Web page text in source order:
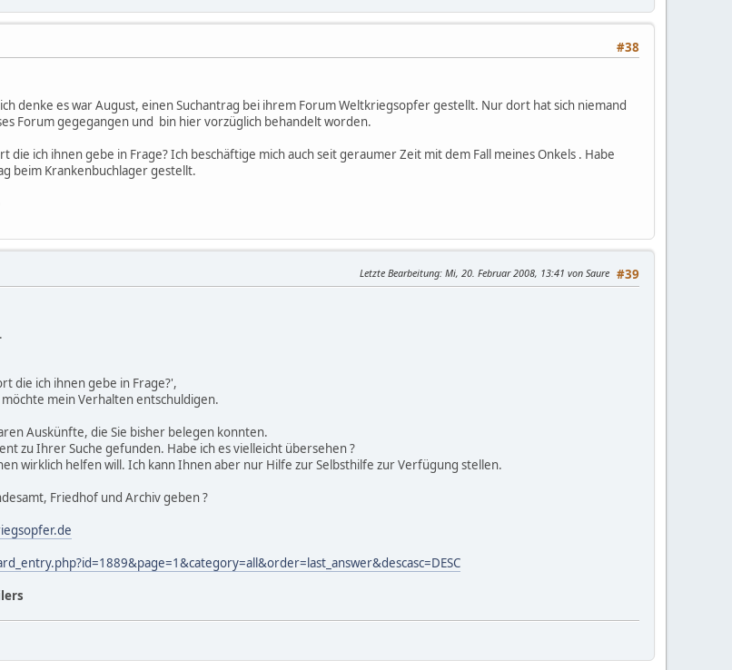
#38
denke es war August, einen Suchantrag bei ihrem Forum Weltkriegsopfer gestellt. Nur dort hat sich niemand
Forum gegegangen und bin hier vorzüglich behandelt worden.
die ich ihnen gebe in Frage? Ich beschäftige mich auch seit geraumer Zeit mit dem Fall meines Onkels . Habe
beim Krankenbuchlager gestellt.
#39
Letzte Bearbeitung: Mi, 20. Februar 2008, 13:41 von Saure
die ich ihnen gebe in Frage?',
mein Verhalten entschuldigen.
Auskünfte, die Sie bisher belegen konnten.
zu Ihrer Suche gefunden. Habe ich es vielleicht übersehen ?
wirklich helfen will. Ich kann Ihnen aber nur Hilfe zur Selbsthilfe zur Verfügung stellen.
Friedhof und Archiv geben ?